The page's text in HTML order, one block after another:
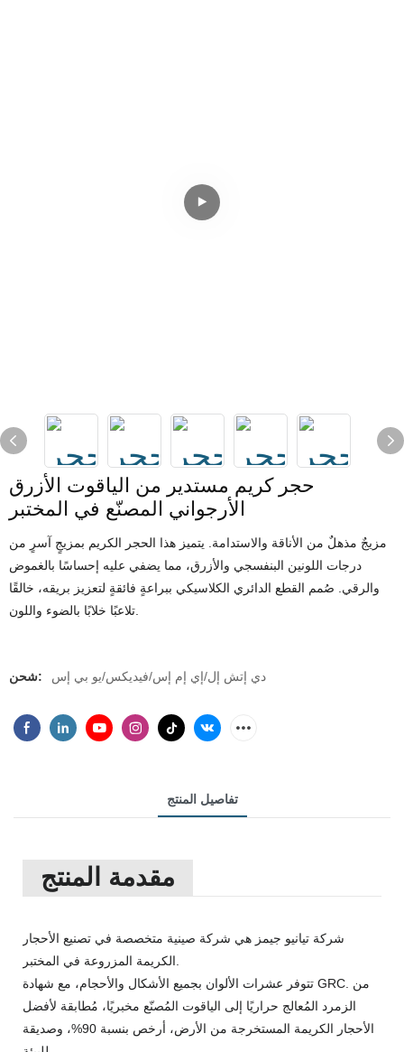
حجر كريم مستدير من الياقوت الأزرق
الأرجواني المصنّع في المختبر
مزيجٌ مذهلٌ من الأناقة والاستدامة. يتميز هذا الحجر الكريم بمزيجٍ آسرٍ من
درجات اللونين البنفسجي والأزرق، مما يضفي عليه إحساسًا بالغموض
والرقي. صُمم القطع الدائري الكلاسيكي ببراعةٍ فائقةٍ لتعزيز بريقه، خالقًا
شحن: دي إتش إل/إي إم إس/فيديكس/يو بي إس
تفاصيل المنتج
مقدمة المنتج
شركة تيانيو جيمز هي شركة صينية متخصصة في تصنيع الأحجار
تتوفر عشرات الألوان بجميع الأشكال والأحجام، مع شهادة GRC. من
الزمرد المُعالج حراريًا إلى الياقوت المُصنّع مخبريًا، مُطابقة لأفضل
الأحجار الكريمة المستخرجة من الأرض، أرخص بنسبة 90%، وصديقة